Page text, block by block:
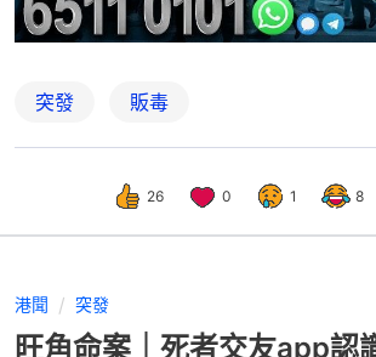
突發 販毒
26 0 1 8
港聞 突發
旺角命案｜死者交友app